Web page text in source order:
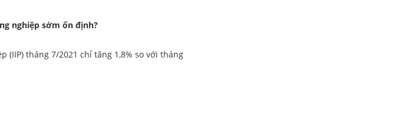
nghiệp sớm ổn định?
(IIP) tháng 7/2021 chỉ tăng 1,8% so với tháng